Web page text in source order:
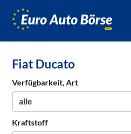
Fiat Ducato
Verfügbarkeit, Art
Kraftstoff